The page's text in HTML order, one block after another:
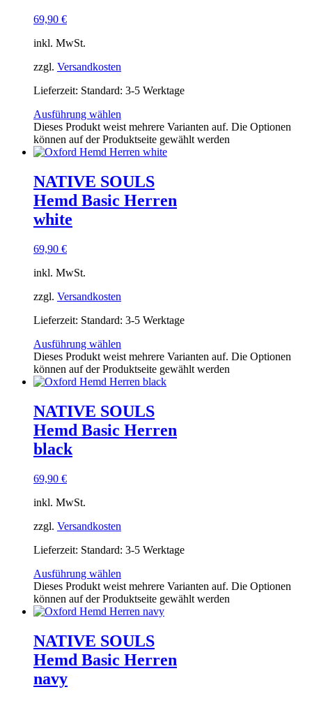
69,90 €
inkl. MwSt.
zzgl. Versandkosten
Lieferzeit: Standard: 3-5 Werktage
Ausführung wählen
Dieses Produkt weist mehrere Varianten auf. Die Optionen
können auf der Produktseite gewählt werden
NATIVE SOULS
Hemd Basic Herren
white
69,90 €
inkl. MwSt.
zzgl. Versandkosten
Lieferzeit: Standard: 3-5 Werktage
Ausführung wählen
Dieses Produkt weist mehrere Varianten auf. Die Optionen
können auf der Produktseite gewählt werden
NATIVE SOULS
Hemd Basic Herren
black
69,90 €
inkl. MwSt.
zzgl. Versandkosten
Lieferzeit: Standard: 3-5 Werktage
Ausführung wählen
Dieses Produkt weist mehrere Varianten auf. Die Optionen
können auf der Produktseite gewählt werden
NATIVE SOULS
Hemd Basic Herren
navy